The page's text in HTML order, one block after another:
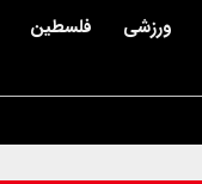
ورزشی فلسطین